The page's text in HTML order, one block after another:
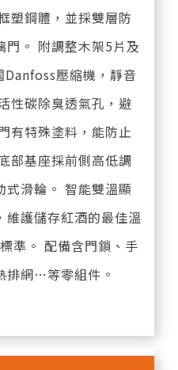
塑鋼體，並採雙層防
門。 附調整木架5片及
壓縮機，靜音
性碳除臭透氣孔，避
有特殊塗料，能防止
部基座採前側高低調
式滑輪。 智能雙溫顯
護儲存紅酒的最佳溫
準。 配備含門鎖、手
排網…等零組件。